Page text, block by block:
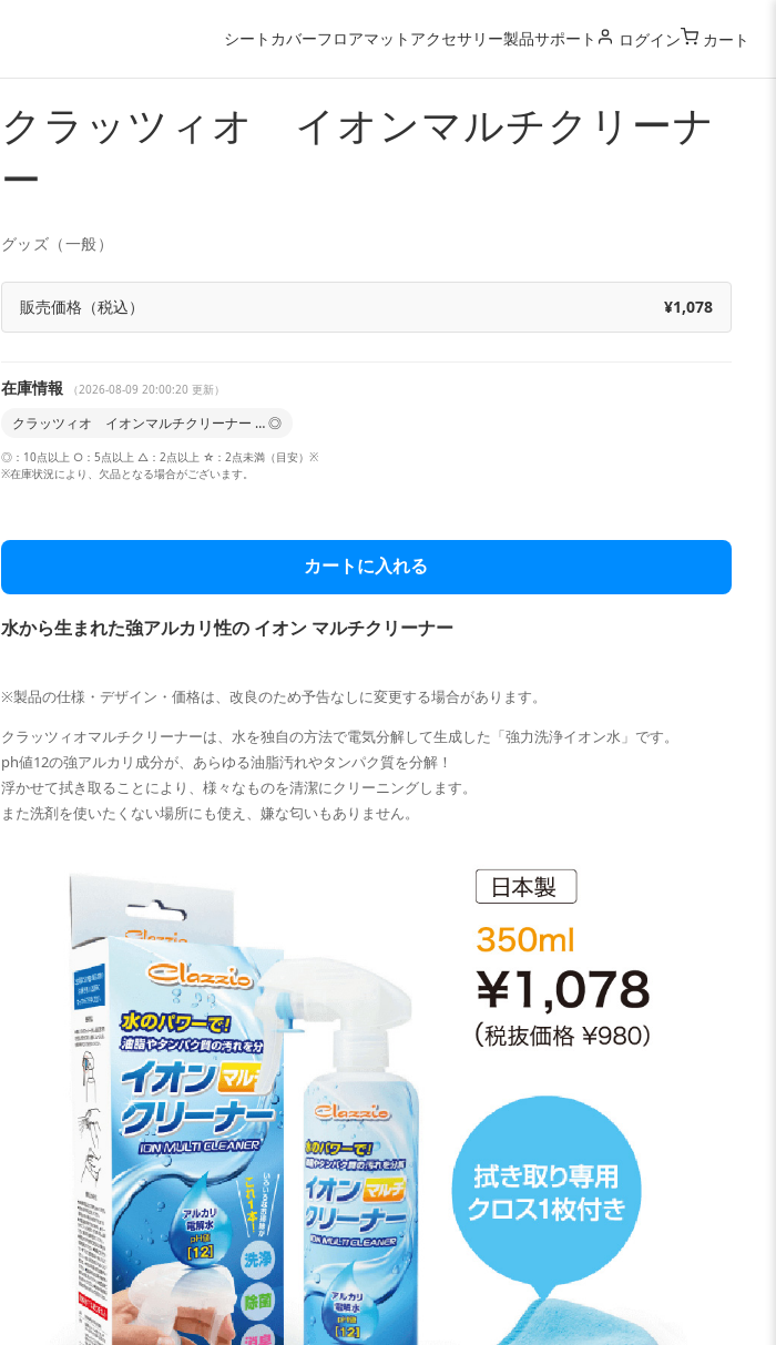
シートカバーフロアマット アクセサリー製品サポート ログイン カート
クラッツィオ イオンマルチクリーナ
ー
グッズ（一般）
販売価格（税込） ¥1,078
在庫情報 （2026-08-09 20:00:20 更新）
クラッツィオ イオンマルチクリーナー … ◎
◎：10点以上 ○：5点以上 △：2点以上 ☆：2点未満（目安）※
※在庫状況により、欠品となる場合がございます。
カートに入れる
水から生まれた強アルカリ性の イオン マルチクリーナー
※製品の仕様・デザイン・価格は、改良のため予告なしに変更する場合があります。
クラッツィオマルチクリーナーは、水を独自の方法で電気分解して生成した「強力洗浄イオン水」です。
ph値12の強アルカリ成分が、あらゆる油脂汚れやタンパク質を分解！
浮かせて拭き取ることにより、様々なものを清潔にクリーニングします。
また洗剤を使いたくない場所にも使え、嫌な匂いもありません。